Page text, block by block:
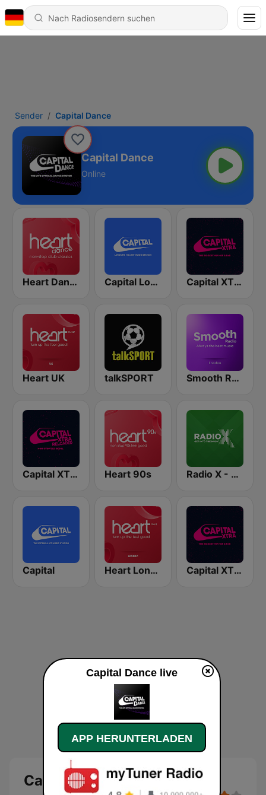
Sender Capital Dance
Capital Dance
Online
Heart Dance Capital London Capital XTRA London
Heart UK talkSPORT Smooth Radio London
Capital XTRA Reloaded Heart 90s Radio X - London
Capital Heart London Capital XTRA
Capital Dance
Capital Dance live
APP HERUNTERLADEN